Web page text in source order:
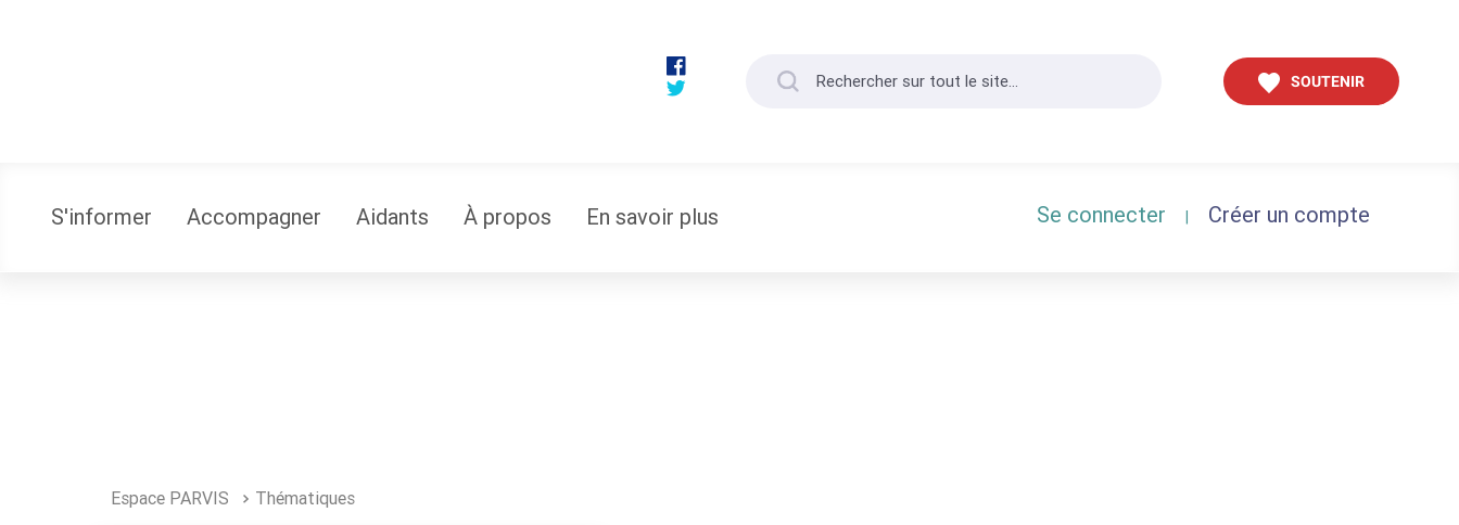
SOUTENIR
S'informer Accompagner Aidants À propos En savoir plus Se connecter | Créer un compte
Espace PARVIS Thématiques